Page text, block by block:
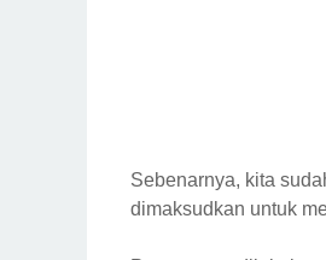
Sebenarnya, kita
dimaksudkan untuk